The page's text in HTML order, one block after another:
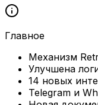
Главное
Механизм
Улучшена
14 новых
Telegram и